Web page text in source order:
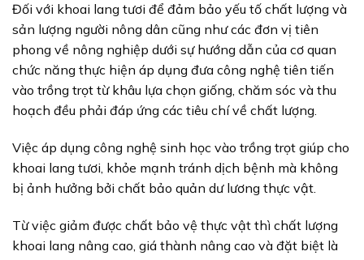
Đối với khoai lang tươi để đảm bảo yếu tố chất lượng và
sản lượng người nông dân cũng như các đơn vị tiên
phong về nông nghiệp dưới sự hướng dẫn của cơ quan
chức năng thực hiện áp dụng đưa công nghệ tiên tiến
vào trồng trọt từ khâu lựa chọn giống, chăm sóc và thu
hoạch đều phải đáp ứng các tiêu chí về chất lượng.
Việc áp dụng công nghệ sinh học vào trồng trọt giúp cho
khoai lang tươi, khỏe mạnh tránh dịch bệnh mà không
bị ảnh hưởng bởi chất bảo quản dư lương thực vật.
Từ việc giảm được chất bảo vệ thực vật thì chất lượng
khoai lang nâng cao, giá thành nâng cao và đặt biệt là